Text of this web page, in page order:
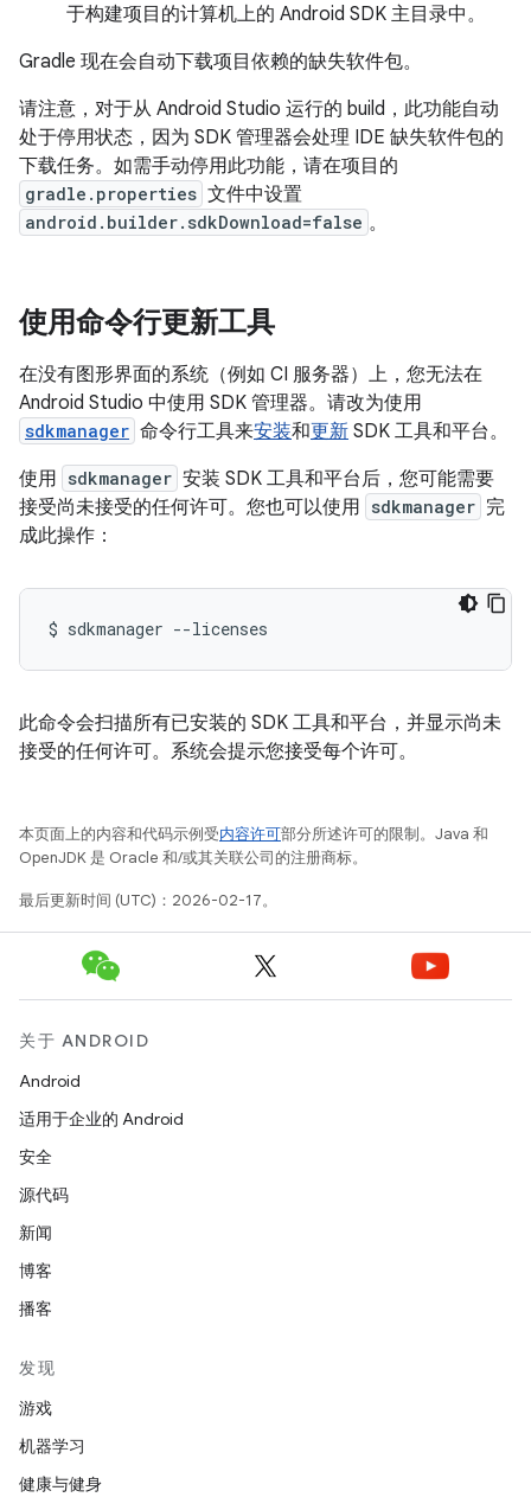
于构建项目的计算机上的 Android SDK 主目录中。
Gradle 现在会自动下载项目依赖的缺失软件包。
请注意，对于从 Android Studio 运行的 build，此功能自动
处于停用状态，因为 SDK 管理器会处理 IDE 缺失软件包的
下载任务。如需手动停用此功能，请在项目的
gradle.properties 文件中设置
android.builder.sdkDownload=false 。
使用命令行更新工具
在没有图形界面的系统（例如 CI 服务器）上，您无法在
Android Studio 中使用 SDK 管理器。请改为使用
sdkmanager 命令行工具来安装和更新 SDK 工具和平台。
使用 sdkmanager 安装 SDK 工具和平台后，您可能需要
接受尚未接受的任何许可。您也可以使用 sdkmanager 完
成此操作：
$ sdkmanager --licenses
此命令会扫描所有已安装的 SDK 工具和平台，并显示尚未
接受的任何许可。系统会提示您接受每个许可。
本页面上的内容和代码示例受内容许可部分所述许可的限制。Java 和
OpenJDK 是 Oracle 和/或其关联公司的注册商标。
最后更新时间 (UTC)：2026-02-17。
关于 ANDROID
Android
适用于企业的 Android
安全
源代码
新闻
博客
播客
发现
游戏
机器学习
健康与健身